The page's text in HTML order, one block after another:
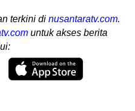
terkini di nusantaratv.com.
untuk akses berita